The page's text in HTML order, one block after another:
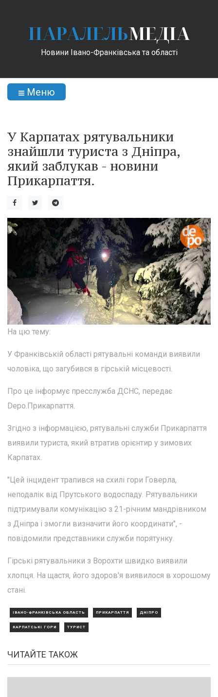
ПАРАЛЕЛЬМЕДІА
Новини Івано-Франківська та області
Меню
У Карпатах рятувальники
знайшли туриста з Дніпра,
який заблукав - новини
Прикарпаття.
На цю тему:
У Франківській області рятувальні команди виявили
чоловіка, що загубився в гірській місцевості.
Про це інформує пресслужба ДСНС, передає
Depo.Прикарпаття.
Згідно з інформацією, рятувальні служби Прикарпаття
виявили туриста, який втратив орієнтир у зимових
Карпатах.
"Цей інцидент трапився на схилі гори Говерла,
неподалік від Прутського водоспаду. Рятувальники
підтримували комунікацію з 21-річним мандрівником
з Дніпра і змогли визначити його координати", -
повідомили представники служби порятунку.
Гірські рятувальники з Ворохти швидко виявили
хлопця. На щастя, його здоров'я виявилося в хорошому
стані.
ІВАНО-ФРАНКІВСЬКА ОБЛАСТЬ ПРИКАРПАТТЯ ДНІПРО
КАРПАТСЬКІ ГОРИ ТУРИСТ
ЧИТАЙТЕ ТАКОЖ